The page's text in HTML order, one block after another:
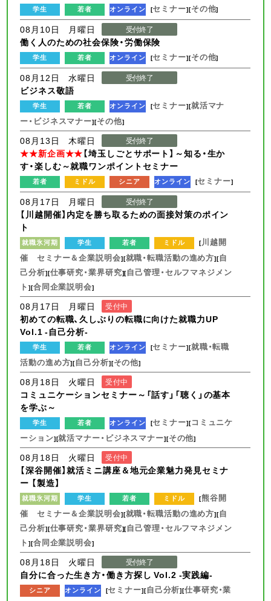
学生 若者 オンライン [セミナー][その他]
08月10日 月曜日 受付終了
働く人のための社会保険・労働保険
学生 若者 オンライン [セミナー][その他]
08月12日 水曜日 受付終了
ビジネス敬語
学生 若者 オンライン [セミナー][就活マナ
ー・ビジネスマナー][その他]
08月13日 木曜日 受付終了
★★新企画★★【埼玉しごとサポート】～知る・生か
す・楽しむ～就職ワンポイントセミナー
若者 ミドル シニア オンライン [セミナー]
08月17日 月曜日 受付終了
【川越開催】内定を勝ち取るための面接対策のポイン
ト
就職氷河期 学生 若者 ミドル [川越開
催 セミナー＆企業説明会][就職・転職活動の進め方][自
己分析][仕事研究・業界研究][自己管理・セルフマネジメン
ト][合同企業説明会]
08月17日 月曜日 受付中
初めての転職、久しぶりの転職に向けた就職力UP
Vol.1 -自己分析-
学生 若者 オンライン [セミナー][就職・転職
活動の進め方][自己分析][その他]
08月18日 火曜日 受付中
コミュニケーションセミナー～「話す」「聴く」の基本
を学ぶ～
学生 若者 オンライン [セミナー][コミュニケ
ーション][就活マナー・ビジネスマナー][その他]
08月18日 火曜日 受付中
【深谷開催】就活ミニ講座＆地元企業魅力発見セミナ
ー 【製造】
就職氷河期 学生 若者 ミドル [熊谷開
催 セミナー＆企業説明会][就職・転職活動の進め方][自
己分析][仕事研究・業界研究][自己管理・セルフマネジメン
ト][合同企業説明会]
08月18日 火曜日 受付終了
自分に合った生き方・働き方探し Vol.2 -実践編-
シニア オンライン [セミナー][自己分析][仕事研究・業